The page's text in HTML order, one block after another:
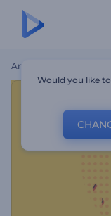
Ana Sayfa
Would you like